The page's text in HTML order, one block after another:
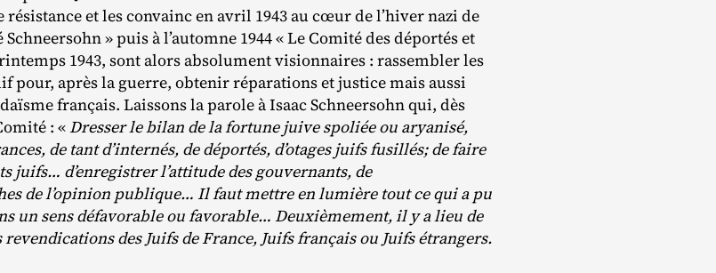
et les convainc en avril 1943 au cœur de l’hiver nazi de
» puis à l’automne 1944 « Le Comité des déportés et
1943, sont alors absolument visionnaires : rassembler les
pour, après la guerre, obtenir réparations et justice mais aussi
français. Laissons la parole à Isaac Schneersohn qui, dès
: «Dresser le bilan de la fortune juive spoliée ou aryanisé,
de tant d’internés, de déportés, d’otages juifs fusillés; de faire
juifs… d’enregistrer l’attitude des gouvernants, de
de l’opinion publique… Il faut mettre en lumière tout ce qui a pu
un sens défavorable ou favorable… Deuxièmement, il y a lieu de
revendications des Juifs de France, Juifs français ou Juifs étrangers.